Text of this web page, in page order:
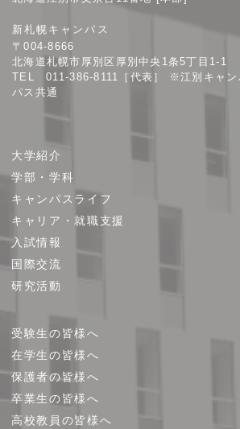
大
学
新札幌キャンパス
〒004-8666
北海道札幌市厚別区厚別中央1条5丁目1-1
TEL 011-386-8111［代表］ ※江別キャン
パス共通
ト
プ
大学紹介
学部・学科
キャンパスライフ
キャリア・就職支援
入試情報
国際交流
研究活動
受験生の皆様へ
在学生の皆様へ
保護者の皆様へ
卒業生の皆様へ
高校教員の皆様へ